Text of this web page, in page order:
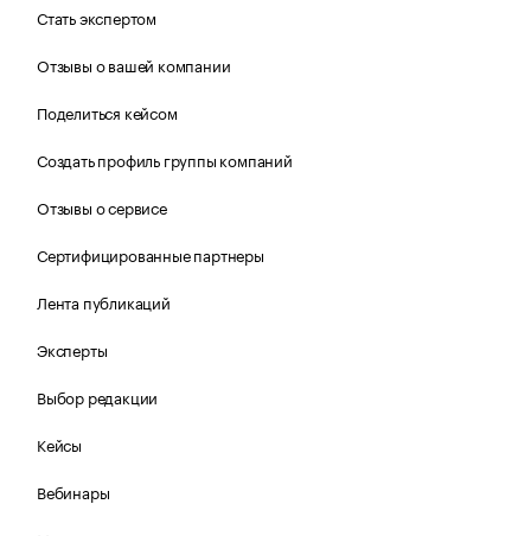
Стать экспертом
Отзывы о вашей компании
Поделиться кейсом
Создать профиль группы компаний
Отзывы о сервисе
Сертифицированные партнеры
Лента публикаций
Эксперты
Выбор редакции
Кейсы
Вебинары